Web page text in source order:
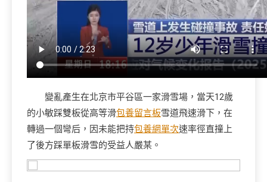
變亂產生在北京市平谷區一家滑雪場，當天12歲
的小敏踩雙板從高等滑包養留言板雪道飛速滑下，在
轉過一個彎后，因未能把持包養網單次速率徑直撞上
了後方踩單板滑雪的受益人嚴某。